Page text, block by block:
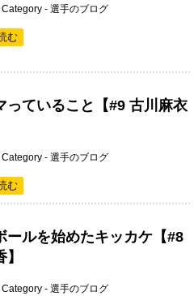
Category - 選手のブログ
む
っていること【#9 古川麻衣
Category - 選手のブログ
む
ールを始めたキッカケ【#8
Category - 選手のブログ